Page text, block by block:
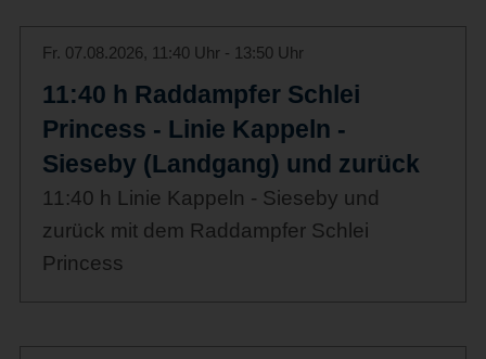
Fr. 07.08.2026, 11:40 Uhr - 13:50 Uhr
11:40 h Raddampfer Schlei
Princess - Linie Kappeln -
Sieseby (Landgang) und zurück
11:40 h Linie Kappeln - Sieseby und
zurück mit dem Raddampfer Schlei
Princess